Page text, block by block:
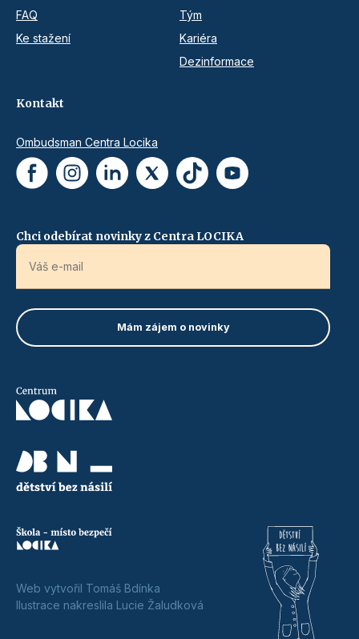
FAQ
Ke stažení
Tým
Kariéra
Dezinformace
Kontakt
Ombudsman Centra Locika
Chci odebírat novinky z Centra LOCIKA
Web vytvořil Tomáš Bdínka
Ilustrace nakreslila Lucie Žaludková